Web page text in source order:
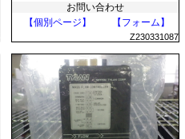
お問い合わせ
【個別ページ】
【フォーム】
Z230331087